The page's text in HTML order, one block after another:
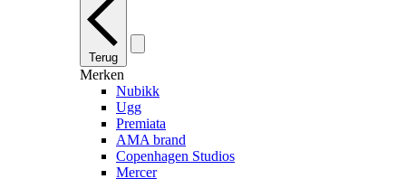
Terug
Merken
Nubikk
Ugg
Premiata
AMA brand
Copenhagen Studios
Mercer